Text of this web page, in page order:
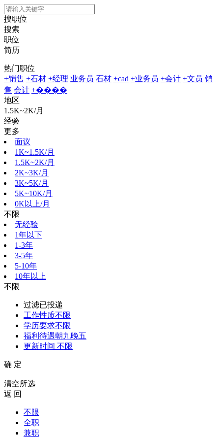
搜职位
搜索
职位
简历
热门职位
+销售 +石材 +经理 业务员 石材 +cad +业务员 +会计 +文员 销
售 会计 +����
地区
1.5K~2K/月
经验
更多
面议
1K~1.5K/月
1.5K~2K/月
2K~3K/月
3K~5K/月
5K~10K/月
0K以上/月
不限
无经验
1年以下
1-3年
3-5年
5-10年
10年以上
不限
过滤已投递
工作性质不限
学历要求不限
福利待遇朝九晚五
更新时间 不限
确 定
清空所选
返 回
不限
全职
兼职